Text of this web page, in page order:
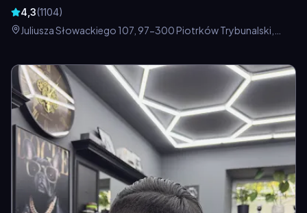
4,3(1104)
Juliusza Słowackiego 107, 97-300 Piotrków Trybunalski,